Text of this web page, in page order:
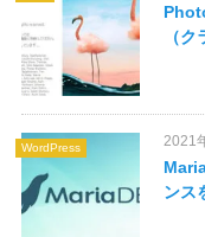
（
WordPress 2021
ンス